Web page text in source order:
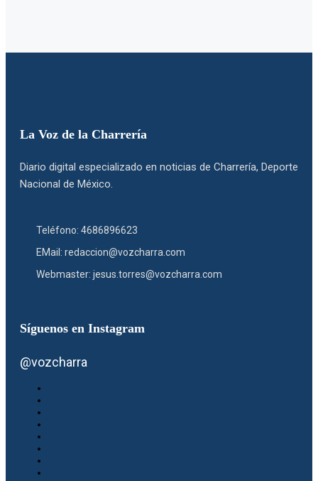
La Voz de la Charrería
Diario digital especializado en noticias de Charrería, Deporte
Nacional de México.
Teléfono: 4686896623
EMail: redaccion@vozcharra.com
Webmaster: jesus.torres@vozcharra.com
Síguenos en Instagram
@vozcharra